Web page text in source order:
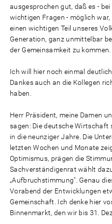
ausgesprochen gut, daß es -
wichtigen Fragen - möglich
einen wichtigen Teil unseres
Generation, ganz unmittelbar
der Gemeinsamkeit zu kommen.
Ich will hier noch einmal
Dankes auch an die Kollegen
haben.
Herr Präsident, meine Damen
sagen: Die deutsche
in die neunziger Jahre. Die
letzten Wochen und Monate
Optimismus, prägen die
Sachverständigenrat wählt
„Aufbruchstimmung". Genau
Vorabend der Entwicklungen
Gemeinschaft. Ich denke hier
Binnenmarkt, den wir bis 31.